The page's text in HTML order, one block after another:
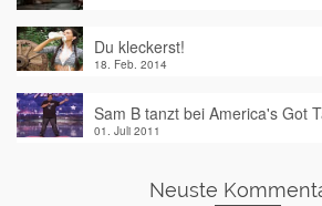
Du kleckerst!
18. Feb. 2014
Sam B tanzt bei America's Got
01. Juli 2011
Neuste